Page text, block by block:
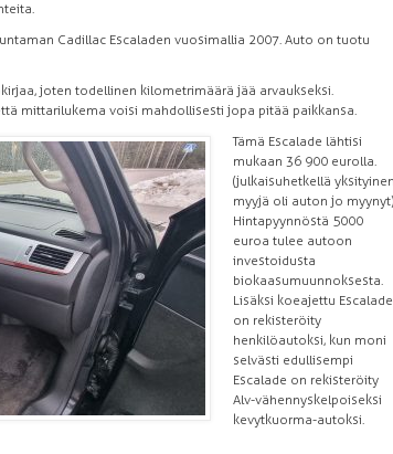
Cadillac Escaladen vuosimallia 2007. Auto on tuotu
joten todellinen kilometrimäärä jää arvaukseksi.
mittarilukema voisi mahdollisesti jopa pitää paikkansa.
Tämä Escalade lähtisi
mukaan 36 900 eurolla.
(julkaisuhetkellä yksityinen
myyjä oli auton jo myynyt)
Hintapyynnöstä 5000
euroa tulee autoon
investoidusta
biokaasumuunnoksesta.
Lisäksi koeajettu Escalade
on rekisteröity
henkilöautoksi, kun moni
selvästi edullisempi
Escalade on rekisteröity
Alv-vähennyskelpoiseksi
kevytkuorma-autoksi.